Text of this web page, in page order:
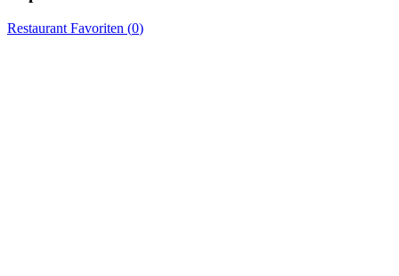
Restaurant Favoriten (0)